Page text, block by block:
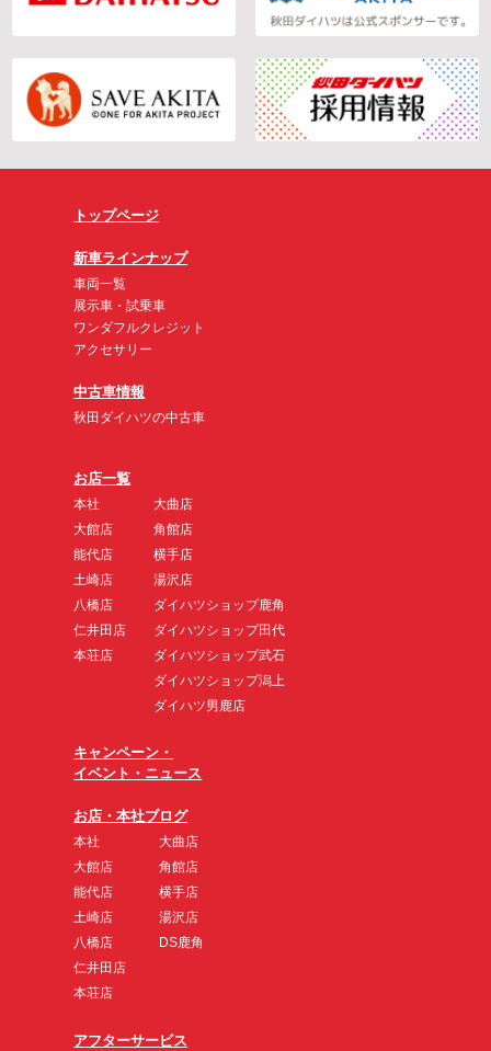
トップページ
新車ラインナップ
車両一覧
展示車・試乗車
ワンダフルクレジット
アクセサリー
中古車情報
秋田ダイハツの中古車
お店一覧
本社
大館店
能代店
土崎店
八橋店
仁井田店
本荘店
大曲店
角館店
横手店
湯沢店
ダイハツショップ鹿角
ダイハツショップ田代
ダイハツショップ武石
ダイハツショップ潟上
ダイハツ男鹿店
キャンペーン・
イベント・ニュース
お店・本社ブログ
本社
大館店
能代店
土崎店
八橋店
仁井田店
本荘店
大曲店
角館店
横手店
湯沢店
DS鹿角
アフターサービス